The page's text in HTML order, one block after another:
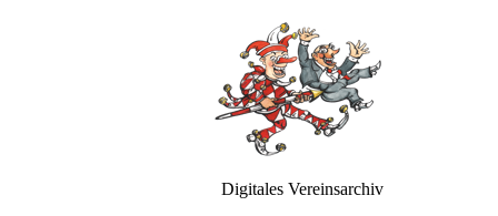
Digitales Vereinsarchiv